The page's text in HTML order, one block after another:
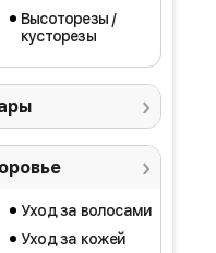
Высоторезы /
кусторезы
Уход за волосами
Уход за кожей